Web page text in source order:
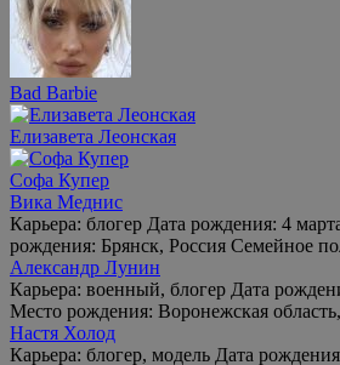
Bad Barbie
Елизавета Леонская
Софа Купер
Вика Меднис
Карьера: блогер Дата рождения: 4
рождения: Брянск, Россия Семейное
Александр Лунин
Карьера: военный, блогер Дата
Место рождения: Воронежская
Настя Холод
Карьера: блогер, модель Дата